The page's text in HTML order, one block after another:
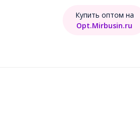
Купить оптом на
Opt.Mirbusin.ru